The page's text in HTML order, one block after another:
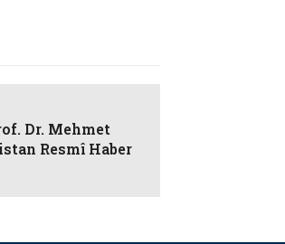
Dr. Mehmet
Resmî Haber